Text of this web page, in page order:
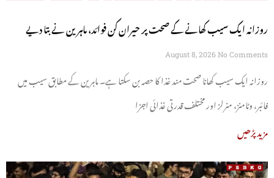
روزانہ ایک سیب کھانے کے صحت پر حیران کن فوائد، ماہرین نے بتا دیے
August 8, 2026 No Comments
روزانہ ایک سیب کھانا صحت مند غذا کا حصہ بن سکتا ہے۔ ماہرین کے مطابق سیب میں
فائبر، وٹامنز، منرلز اور مختلف قدرتی غذائی اجزا
مزید پڑھیں